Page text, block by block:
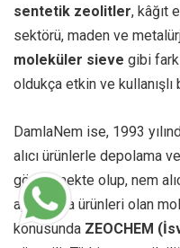
sentetik zeolitler, kâğıt
sektörü, maden ve
moleküler sieve gibi
oldukça etkin ve kullanışlı
DamlaNem ise, 1993
alıcı ürünlerle depolama
göstermekte olup, nem
ayrıştırma ürünleri olan
konusunda ZEOCHEM